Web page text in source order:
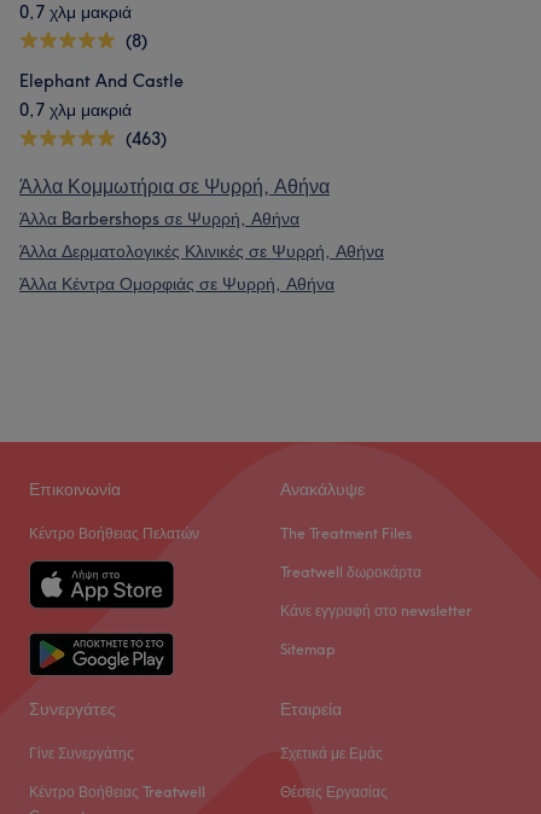
0,7 χλμ μακριά
(8)
Elephant And Castle
0,7 χλμ μακριά
(463)
Άλλα Κομμωτήρια σε Ψυρρή, Αθήνα
Άλλα Barbershops σε Ψυρρή, Αθήνα
Άλλα Δερματολογικές Κλινικές σε Ψυρρή, Αθήνα
Άλλα Κέντρα Ομορφιάς σε Ψυρρή, Αθήνα
Επικοινωνία
Κέντρο Βοήθειας Πελατών
Ανακάλυψε
The Treatment Files
Treatwell δωροκάρτα
Κάνε εγγραφή στο newsletter
Sitemap
Συνεργάτες
Γίνε Συνεργάτης
Κέντρο Βοήθειας Treatwell
Εταιρεία
Σχετικά με Εμάς
Θέσεις Εργασίας